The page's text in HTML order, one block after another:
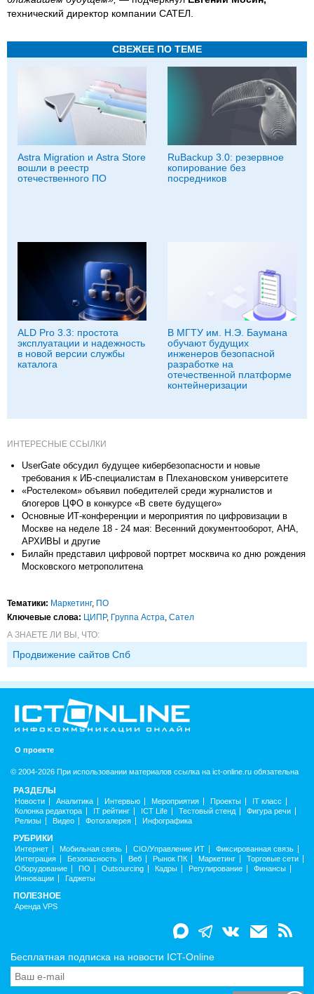
технический директор компании САТЕЛ.
СВЕЖЕЕ ПО ТЕМЕ
Astra Migration и Astra Store
вошли в реестр
отечественного ПО
RuBackup 3.0: резервное
копирование без
посредников
ALD Pro 3.3: простота
эксплуатации и надежность
в новой версии службы
каталога
В МГТУ им. Н.Э. Баумана
обучают будущих
инженеров безопасной
разработке на
отечественной платформе
контейнеризации
ИНТЕРЕСНЫЕ ССЫЛКИ
UserGate обсудил будущее кибербезопасности и новые
требования к ИБ‑специалистам в Плехановском университете
«Ростелеком» объявил победителей среди журналистов и
блогеров ЦФО в конкурсе «В свете будущего»
Основные ИТ-конференции и мероприятия по цифровизации в
Москве на неделе 18 - 24 мая: Весенний документооборот, АНА,
АРХИВЫ и другие
Билайн представил цифровой портрет москвича ко дню рождения
Московского метрополитена
Тематики: Маркетинг, ПО
Ключевые слова: ЦИПР, Группа Астра, Сател
А ЗНАЕТЕ ЛИ ВЫ, ЧТО:
Продвижение сайтов Спб
О проекте
© 2004-2026 При использовании материалов ссылка на ict-online.ru обязательна
РАЗДЕЛЫ
Новости Аналитика Интервью Мероприятия Проекты
IT класс
Колонка редактора
IT рейтинг ICT Life Тестовый стенд
Фигура речи
Релизы
Видео Фотогалерея Инфографика
РУБРИКИ
Интернет Мобильная связь CIO/Управление ИТ
Фиксированная связь
Интеграция
Безопасность Веб Рынок ПК Маркетинг
Торговые сети
Оборудование
ПО Outsourcing Кадры Регулирование
Финансы
Инновации
Гаджеты
ПОЛЕЗНОЕ
Аренда VPS
Бесплатная подписка на новости ICT-Online